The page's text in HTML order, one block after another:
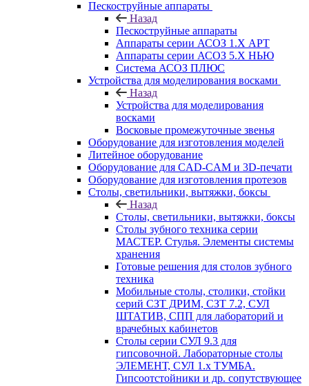
Пескоструйные аппараты
Назад
Пескоструйные аппараты
Аппараты серии АСОЗ 1.Х АРТ
Аппараты серии АСОЗ 5.Х НЬЮ
Система АСОЗ ПЛЮС
Устройства для моделирования восками
Назад
Устройства для моделирования
восками
Восковые промежуточные звенья
Оборудование для изготовления моделей
Литейное оборудование
Оборудование для CAD-CAM и 3D-печати
Оборудование для изготовления протезов
Cтолы, светильники, вытяжки, боксы
Назад
Cтолы, светильники, вытяжки, боксы
Столы зубного техника серии
МАСТЕР. Стулья. Элементы системы
хранения
Готовые решения для столов зубного
техника
Мобильные столы, столики, стойки
серий СЗТ ДРИМ, СЗТ 7.2, СУЛ
ШТАТИВ, СПП для лабораторий и
врачебных кабинетов
Столы серии СУЛ 9.3 для
гипсовочной. Лабораторные столы
ЭЛЕМЕНТ, СУЛ 1.х ТУМБА.
Гипсоотстойники и др. сопутствующее